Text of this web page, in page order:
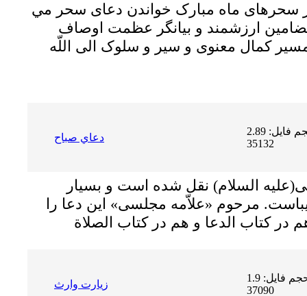
سحرهاى ماه مبارک خواندن دعاى سحر مي
ارزشمند و بیانگر عظمت اوصاف
کمال معنوى و سیر و سلوک الى اللّه
دعاي صباح
حجم فایل: 2.89 MB | دریافت ها:
35132
السلام) نقل شده است و بسیار
مرحوم «علاّمه مجلسى» این دعا را
زيارت وارث
حجم فایل: 1.9 MB | دریافت ها:
37090